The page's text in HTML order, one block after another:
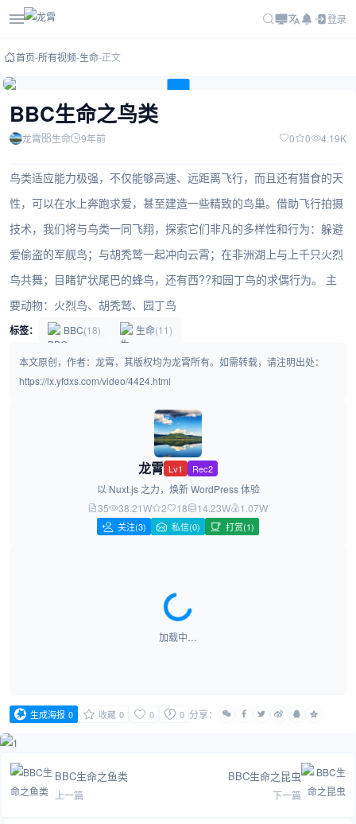
登录
首页-所有视频-生命-正文
BBC生命之鸟类
龙霄 生命 9年前 0 0 4.19K
鸟类适应能力极强，不仅能够高速、远距离飞行，而且还有猎食的天
性，可以在水上奔跑求爱，甚至建造一些精致的鸟巢。借助飞行拍摄
技术，我们将与鸟类一同飞翔，探索它们非凡的多样性和行为：躲避
爱偷盗的军舰鸟；与胡秃鹫一起冲向云霄；在非洲湖上与上千只火烈
鸟共舞；目睹铲状尾巴的蜂鸟，还有西??和园丁鸟的求偶行为。 主
要动物：火烈鸟、胡秃鹫、园丁鸟
标签： BBC(18) 生命(11)
本文原创，作者：龙霄，其版权均为龙霄所有。如需转载，请注明出处：
https://lx.yfdxs.com/video/4424.html
龙霄 Lv1 Rec2
以 Nuxt.js 之力，焕新 WordPress 体验
35
38.21W 2 18 14.23W 1.07W
关注(3) 私信(0) 打赏(1)
加载中…
生成海报 0 收藏 0 0 0 分享：
BBC生命之鱼类
上一篇
BBC生命之昆虫
下一篇